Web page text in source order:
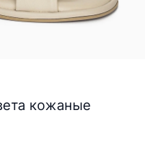
кожаные